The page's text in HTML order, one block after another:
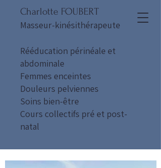
Charlotte FOUBERT
Masseur-kinésithérapeute
Rééducation périnéale et
abdominale
Femmes enceintes
Douleurs pelviennes
Soins bien-être
Cours collectifs pré et post-
natal